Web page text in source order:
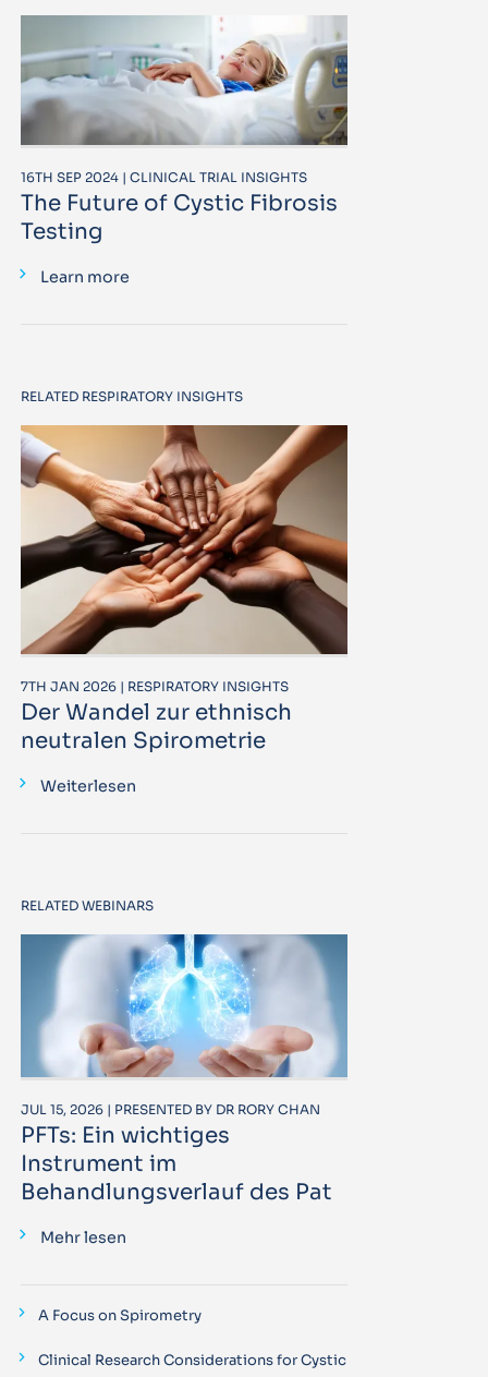
16TH SEP 2024 | CLINICAL TRIAL INSIGHTS
The Future of Cystic Fibrosis
Testing
Learn more
RELATED RESPIRATORY INSIGHTS
7TH JAN 2026 | RESPIRATORY INSIGHTS
Der Wandel zur ethnisch
neutralen Spirometrie
Weiterlesen
RELATED WEBINARS
JUL 15, 2026 | PRESENTED BY DR RORY CHAN
PFTs: Ein wichtiges
Instrument im
Behandlungsverlauf des Pat
Mehr lesen
A Focus on Spirometry
Clinical Research Considerations for Cystic